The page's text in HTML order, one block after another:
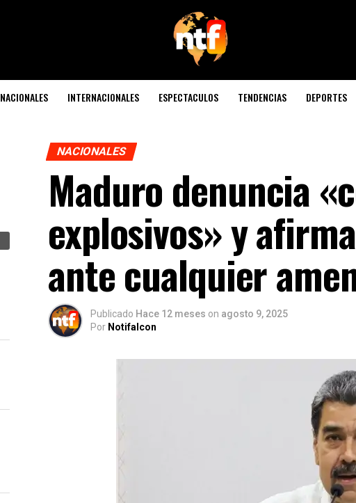
NACIONALES INTERNACIONALES ESPECTACULOS TENDENCIAS DEPORTES
NACIONALES
Maduro denuncia
explosivos» y
ante cualquier
Publicado Hace 12 meses on agosto 9, 2025
Por Notifalcon